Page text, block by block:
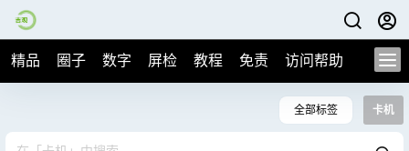
精品 圈子 数字 屏检 教程 免责 访问帮助
全部标签 卡机